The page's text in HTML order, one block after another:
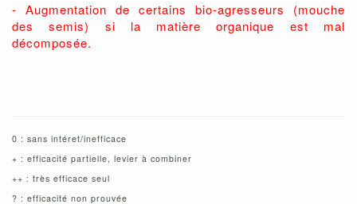
- Augmentation de certains bio-agresseurs (mouche
des semis) si la matière organique est mal
décomposée.
0 : sans intéret/inefficace
+ : efficacité partielle, levier à combiner
++ : très efficace seul
? : efficacité non prouvée